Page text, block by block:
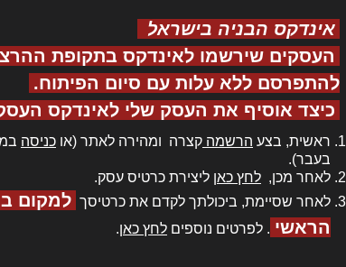
אינדקס הבניה בישראל
העסקים שירשמו לאינדקס בתקופת
להתפרסם ללא עלות עם סיום הפיתוח.
כיצד אוסיף את העסק שלי לאינדקס
ראשית, בצע הרשמה קצרה ומהירה לאתר (או כניסה
בעבר).
לאחר מכן, לחץ כאן ליצירת כרטיס עסק.
לאחר שסיימת, ביכולתך לקדם את כרטיסך למקום
הראשי . לפרטים נוספים לחץ כאן.